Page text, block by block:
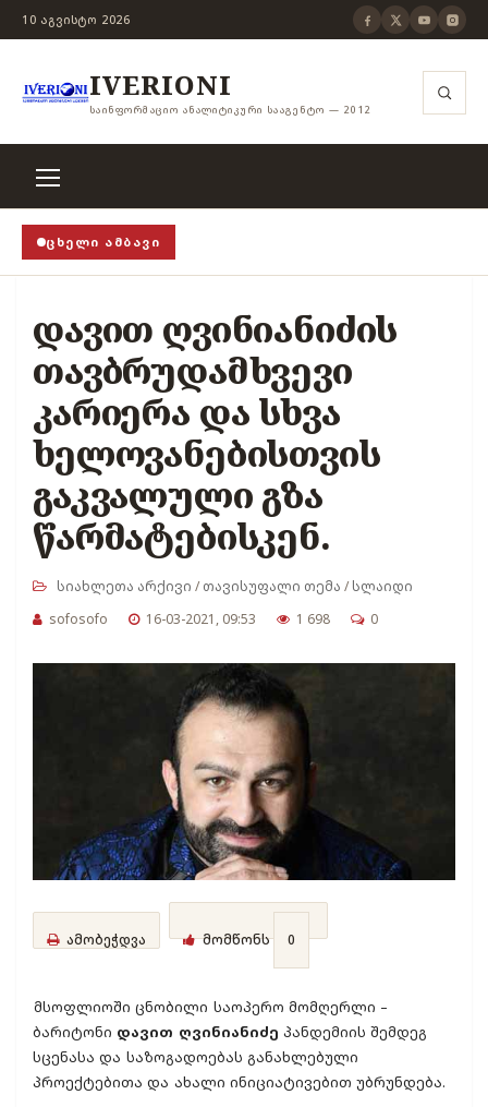
10 ᲐᲒᲕᲘᲡᲢᲝ 2026
IVERIONI
ᲡᲐᲘᲜᲤᲝᲠᲛᲐᲪᲘᲝ ᲐᲜᲐᲚᲘᲢᲘᲙᲣᲠᲘ ᲡᲐᲐᲒᲔᲜᲢᲝ — 2012
ᲪᲮᲔᲚᲘ ᲐᲛᲑᲐᲕᲘ
› როცა თვითცენზურის ჭანჭიკი მოშლილია,
დავით ღვინიანიძის
თავბრუდამხვევი
კარიერა და სხვა
ხელოვანებისთვის
გაკვალული გზა
წარმატებისკენ.
სიახლეთა არქივი /თავისუფალი თემა /სლაიდი
sofosofo
16-03-2021, 09:53 1 698 0
ამობეჭდვა მომწონს 0
მსოფლიოში ცნობილი საოპერო მომღერლი –
ბარიტონი დავით ღვინიანიძე პანდემიის შემდეგ
სცენასა და საზოგადოებას განახლებული
პროექტებითა და ახალი ინიციატივებით უბრუნდება.